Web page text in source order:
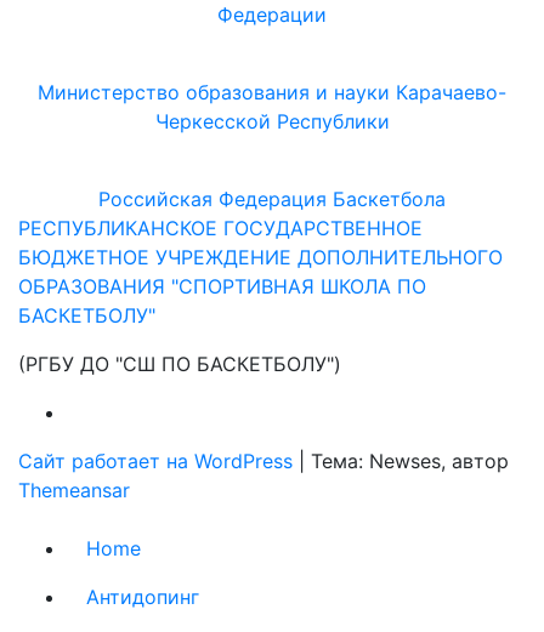
Федерации
Министерство образования и науки Карачаево-
Черкесской Республики
Российская Федерация Баскетбола
РЕСПУБЛИКАНСКОЕ ГОСУДАРСТВЕННОЕ
БЮДЖЕТНОЕ УЧРЕЖДЕНИЕ ДОПОЛНИТЕЛЬНОГО
ОБРАЗОВАНИЯ "СПОРТИВНАЯ ШКОЛА ПО
БАСКЕТБОЛУ"
(РГБУ ДО "СШ ПО БАСКЕТБОЛУ")
Сайт работает на WordPress
Тема: Newses, автор
Themeansar
Home
Антидопинг